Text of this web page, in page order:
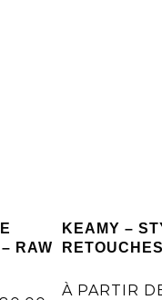
RAW
KEAMY –
À PARTIR